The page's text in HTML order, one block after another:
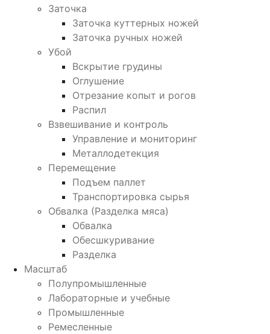
Заточка
Заточка куттерных ножей
Заточка ручных ножей
Убой
Вскрытие грудины
Оглушение
Отрезание копыт и рогов
Распил
Взвешивание и контроль
Управление и мониторинг
Металлодетекция
Перемещение
Подъем паллет
Транспортировка сырья
Обвалка (Разделка мяса)
Обвалка
Обесшкуривание
Разделка
Масштаб
Полупромышленные
Лабораторные и учебные
Промышленные
Ремесленные